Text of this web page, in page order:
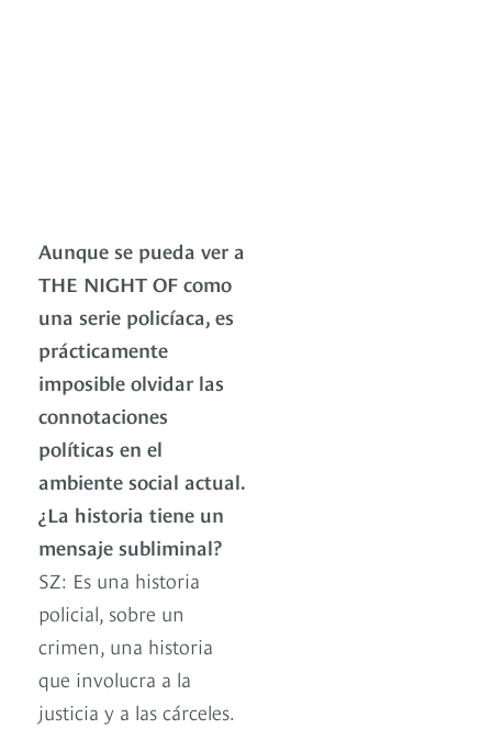
Aunque se pueda ver a
THE NIGHT OF como
una serie policíaca, es
prácticamente
imposible olvidar las
connotaciones
políticas en el
ambiente social actual.
¿La historia tiene un
mensaje subliminal?
SZ: Es una historia
policial, sobre un
crimen, una historia
que involucra a la
justicia y a las cárceles.